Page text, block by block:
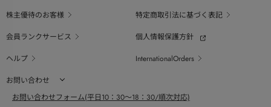
株主優待のお客様
特定商取引法に基づく表記
会員ランクサービス
個人情報保護方針
ヘルプ
InternationalOrders
お問い合わせ
お問い合わせフォーム(平日10：30～18：30/順次対応)